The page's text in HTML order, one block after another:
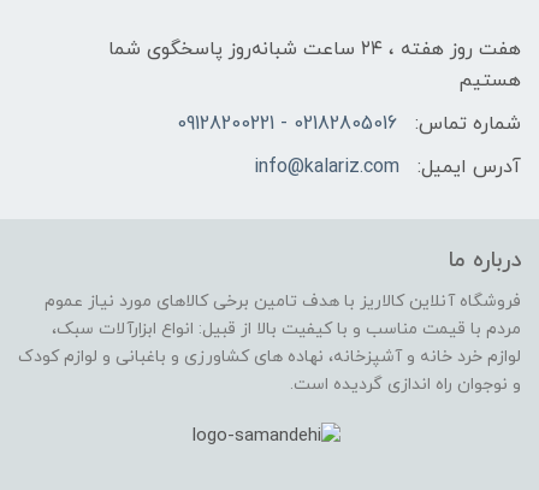
هفت روز هفته ، ۲۴ ساعت شبانه‌روز پاسخگوی شما
هستیم
شماره تماس:
02182805016 - 09128200221
آدرس ایمیل:
info@kalariz.com
درباره ما
فروشگاه آنلاین کالاریز با هدف تامین برخی کالاهای مورد نیاز عموم
مردم با قیمت مناسب و با کیفیت بالا از قبیل: انواع ابزارآلات سبک،
لوازم خرد خانه و آشپزخانه، نهاده های کشاورزی و باغبانی و لوازم کودک
و نوجوان راه اندازی گردیده است.